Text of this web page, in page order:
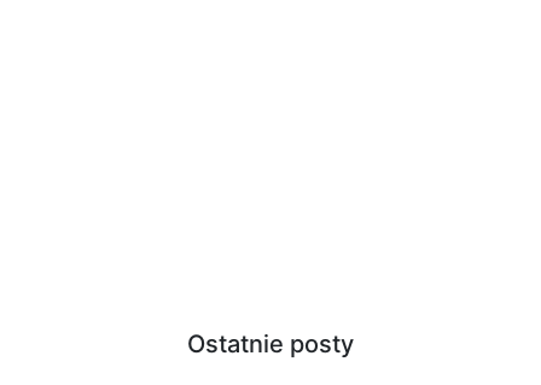
Ostatnie posty